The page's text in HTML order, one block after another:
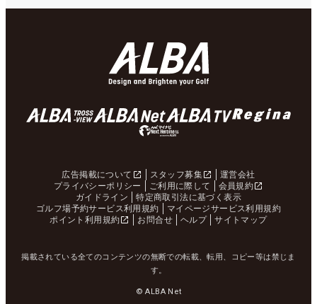
広告掲載について スタッフ募集
運営会社
プライバシーポリシー
ご利用に際して
会員規約
ガイドライン
特定商取引法に基づく表示
ゴルフ場予約サービス利用規約
マイページサービス利用規約
ポイント利用規約
お問合せ ヘルプ サイトマップ
掲載されている全てのコンテンツの無断での転載、転用、コピー等は禁じま
す。
© ALBA Net